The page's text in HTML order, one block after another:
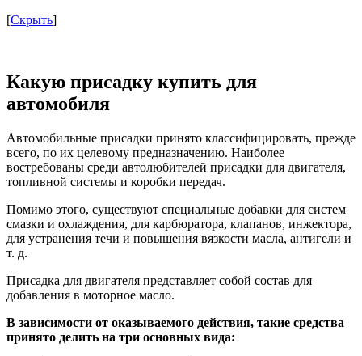
[Скрыть]
Какую присадку купить для
автомобиля
Автомобильные присадки принято классифицировать, прежде
всего, по их целевому предназначению. Наиболее
востребованы среди автолюбителей присадки для двигателя,
топливной системы и коробки передач.
Помимо этого, существуют специальные добавки для систем
смазки и охлаждения, для карбюратора, клапанов, инжектора,
для устранения течи и повышения вязкости масла, антигели и
т. д.
Присадка для двигателя представляет собой состав для
добавления в моторное масло.
В зависимости от оказываемого действия, такие средства
принято делить на три основных вида: